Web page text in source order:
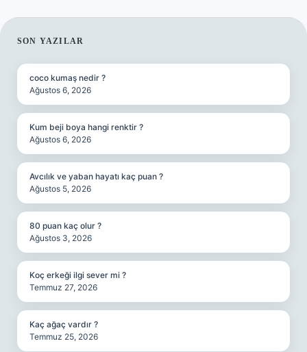
SIDEBAR
SON YAZILAR
coco kumaş nedir ?
Ağustos 6, 2026
Kum beji boya hangi renktir ?
Ağustos 6, 2026
Avcılık ve yaban hayatı kaç puan ?
Ağustos 5, 2026
80 puan kaç olur ?
Ağustos 3, 2026
Koç erkeği ilgi sever mi ?
Temmuz 27, 2026
Kaç ağaç vardır ?
Temmuz 25, 2026